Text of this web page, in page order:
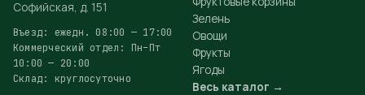
Софийская, д. 151
Въезд: ежедн. 08:00 — 17:00
Коммерческий отдел: Пн–Пт
10:00 — 20:00
Склад: круглосуточно
Зелень
Овощи
Фрукты
Ягоды
Весь каталог →